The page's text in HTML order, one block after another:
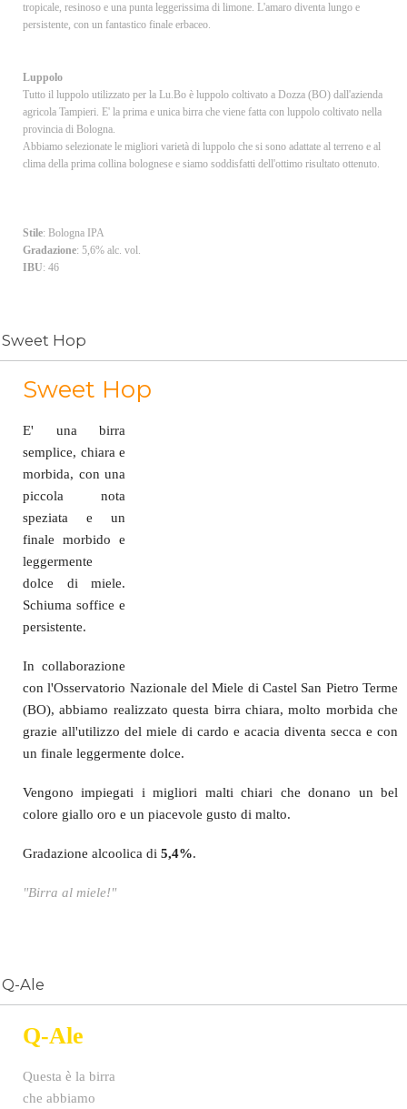
tropicale, resinoso e una punta leggerissima di limone. L'amaro diventa lungo e
persistente, con un fantastico finale erbaceo.
Luppolo
Tutto il luppolo utilizzato per la Lu.Bo è luppolo coltivato a Dozza (BO) dall'azienda
agricola Tampieri. E' la prima e unica birra che viene fatta con luppolo coltivato nella
provincia di Bologna.
Abbiamo selezionate le migliori varietà di luppolo che si sono adattate al terreno e al
clima della prima collina bolognese e siamo soddisfatti dell'ottimo risultato ottenuto.
Stile: Bologna IPA
Gradazione: 5,6% alc. vol.
IBU: 46
Sweet Hop
Sweet Hop
E' una birra
semplice, chiara e
morbida, con una
piccola nota
speziata e un
finale morbido e
leggermente
dolce di miele.
Schiuma soffice e
persistente.
In collaborazione
con l'Osservatorio Nazionale del Miele di Castel San Pietro Terme
(BO), abbiamo realizzato questa birra chiara, molto morbida che
grazie all'utilizzo del miele di cardo e acacia diventa secca e con
un finale leggermente dolce.
Vengono impiegati i migliori malti chiari che donano un bel
colore giallo oro e un piacevole gusto di malto.
Gradazione alcoolica di 5,4%.
"Birra al miele!"
Q-Ale
Q-Ale
Questa è la birra
che abbiamo